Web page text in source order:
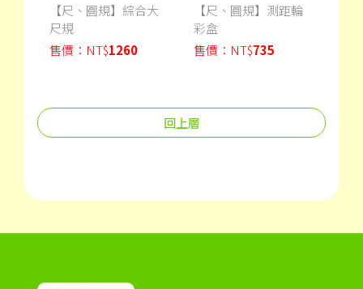
【尺、圓規】綜合大
尺規
售價： NT$1260
【尺、圓規】測距輪
彩盒
售價： NT$735
回上層